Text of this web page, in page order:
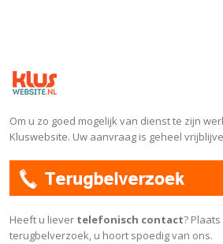
Om u zo goed mogelijk van dienst te zijn
Kluswebsite. Uw aanvraag is geheel
Heeft u liever telefonisch contact?
terugbelverzoek, u hoort spoedig van ons.